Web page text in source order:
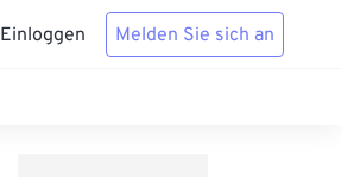
Einloggen Melden Sie sich an